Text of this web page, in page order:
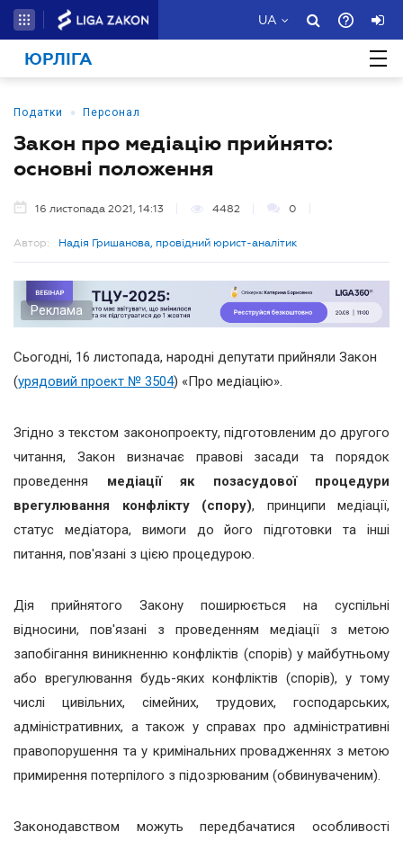
UA
ЮРЛІГА
Податки • Персонал
Закон про медіацію прийнято:
основні положення
16 листопада 2021, 14:13 4482 0
Автор: Надія Гришанова, провідний юрист-аналітик
Реклама
Сьогодні, 16 листопада, народні депутати прийняли Закон
(урядовий проект № 3504) «Про медіацію».
Згідно з текстом законопроекту, підготовленим до другого
читання, Закон визначає правові засади та порядок
проведення медіації як позасудової процедури
врегулювання конфлікту (спору), принципи медіації,
статус медіатора, вимоги до його підготовки та інші
питання, пов'язані з цією процедурою.
Дія прийнятого Закону поширюється на суспільні
відносини, пов'язані з проведенням медіації з метою
запобігання виникненню конфліктів (спорів) у майбутньому
або врегулювання будь-яких конфліктів (спорів), у тому
числі цивільних, сімейних, трудових, господарських,
адміністративних, а також у справах про адміністративні
правопорушення та у кримінальних провадженнях з метою
примирення потерпілого з підозрюваним (обвинуваченим).
Законодавством можуть передбачатися особливості